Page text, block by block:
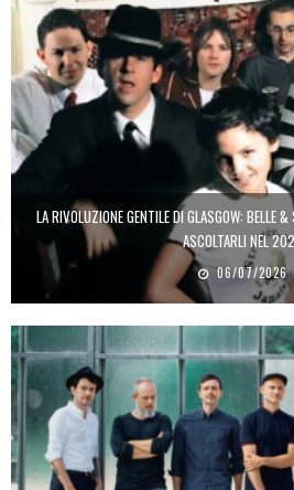
LA RIVOLUZIONE GENTILE DI GLASGOW: BELLE
ASCOLTARLI NEL
06/07/2026